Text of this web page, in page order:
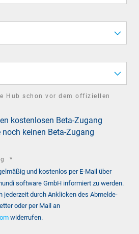
Hub schon vor dem offiziellen
kostenlosen Beta-Zugang
noch keinen Beta-Zugang
*
fieldund kostenlos per E-Mail über
software GmbH informiert zu werden.
jederzeit durch Anklicken des Abmelde-
oder per Mail an
widerrufen.